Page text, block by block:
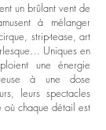
un brûlant vent de
à mélanger
strip-tease, art
Uniques en
une énergie
à une dose
leurs spectacles
où chaque détail est